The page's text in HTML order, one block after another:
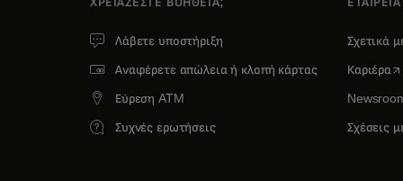
Λάβετε υποστήριξη
Αναφέρετε απώλεια ή κλοπή κάρτας
Εύρεση ATM
Συχνές ερωτήσεις
Σχετικά
Καριέρα
Σχέσεις